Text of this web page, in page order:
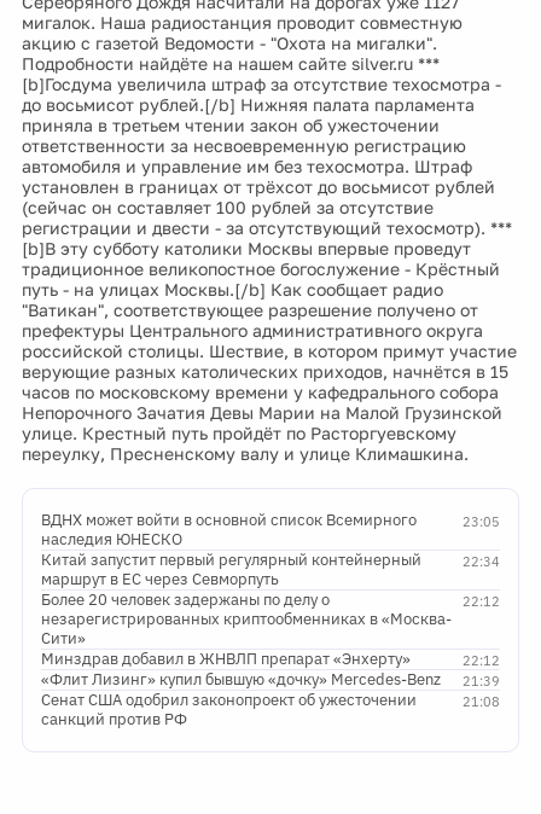
мигалок. Наша радиостанция проводит совместную
акцию с газетой Ведомости - "Охота на мигалки".
Подробности найдёте на нашем сайте silver.ru ***
[b]Госдума увеличила штраф за отсутствие техосмотра -
до восьмисот рублей.[/b] Нижняя палата парламента
приняла в третьем чтении закон об ужесточении
ответственности за несвоевременную регистрацию
автомобиля и управление им без техосмотра. Штраф
установлен в границах от трёхсот до восьмисот рублей
(сейчас он составляет 100 рублей за отсутствие
регистрации и двести - за отсутствующий техосмотр). ***
[b]В эту субботу католики Москвы впервые проведут
традиционное великопостное богослужение - Крёстный
путь - на улицах Москвы.[/b] Как сообщает радио
"Ватикан", соответствующее разрешение получено от
префектуры Центрального административного округа
российской столицы. Шествие, в котором примут участие
верующие разных католических приходов, начнётся в 15
часов по московскому времени у кафедрального собора
Непорочного Зачатия Девы Марии на Малой Грузинской
улице. Крестный путь пройдёт по Расторгуевскому
переулку, Пресненскому валу и улице Климашкина.
23:05
ВДНХ может войти в основной список Всемирного
наследия ЮНЕСКО
22:34
Китай запустит первый регулярный контейнерный
маршрут в ЕС через Севморпуть
22:12
Более 20 человек задержаны по делу о
незарегистрированных криптообменниках в «Москва-
Сити»
22:12
Минздрав добавил в ЖНВЛП препарат «Энхерту»
21:39
«Флит Лизинг» купил бывшую «дочку» Mercedes-Benz
21:08
Сенат США одобрил законопроект об ужесточении
санкций против РФ